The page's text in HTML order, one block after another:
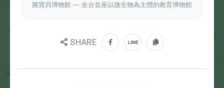
菌寶貝博物館 — 全台首座以微生物為主體的教育博物館
SHARE